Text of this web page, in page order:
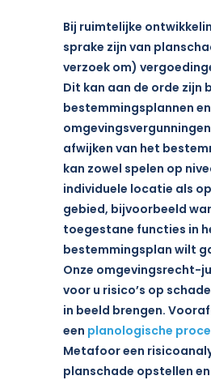
Bij ruimtelijke
sprake zijn van
verzoek om)
Dit kan aan de orde zijn
bestemmingsplannen en
afwijken van het
kan zowel spelen op
individuele locatie als
gebied, bijvoorbeeld
toegestane functies in
bestemmingsplan wilt
Onze omgevingsrecht-
voor u risico’s op
in beeld brengen.
een planologische
Metafoor een
planschade opstellen